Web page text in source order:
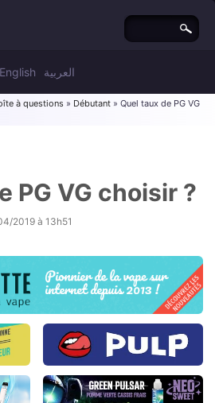
English العربية
à questions » Débutant » Quel taux de PG VG
PG VG choisir ?
2019 à 13h51